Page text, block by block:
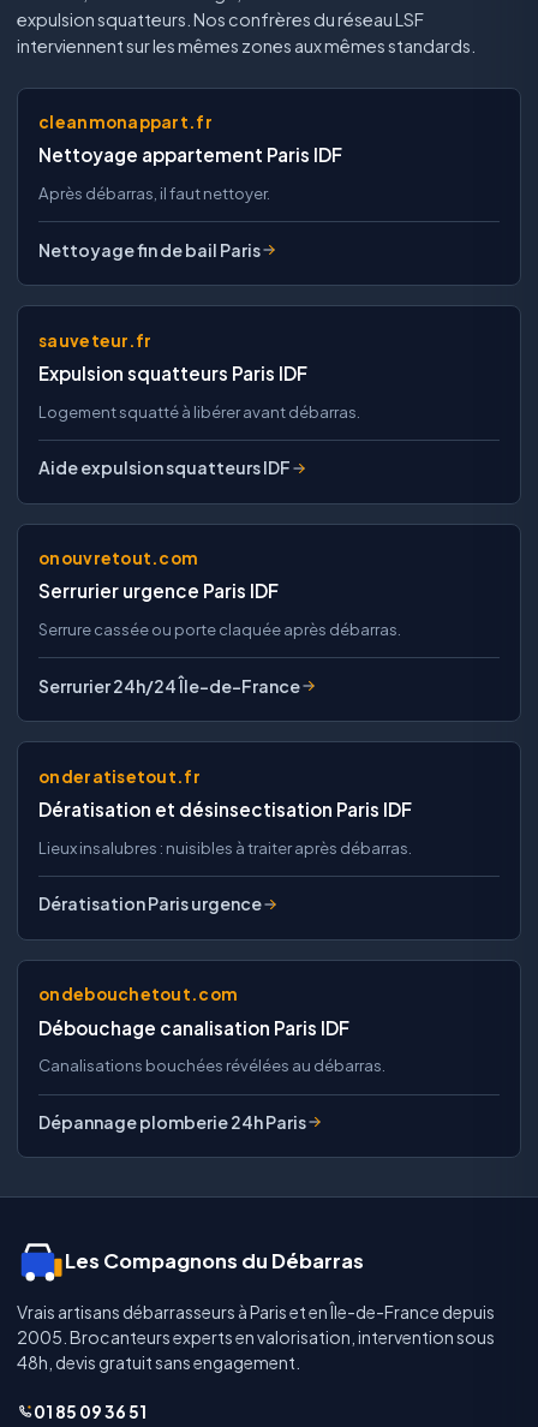
expulsion squatteurs. Nos confrères du réseau LSF
interviennent sur les mêmes zones aux mêmes standards.
cleanmonappart.fr
Nettoyage appartement Paris IDF
Après débarras, il faut nettoyer.
Nettoyage fin de bail Paris
sauveteur.fr
Expulsion squatteurs Paris IDF
Logement squatté à libérer avant débarras.
Aide expulsion squatteurs IDF
onouvretout.com
Serrurier urgence Paris IDF
Serrure cassée ou porte claquée après débarras.
Serrurier 24h/24 Île-de-France
onderatisetout.fr
Dératisation et désinsectisation Paris IDF
Lieux insalubres : nuisibles à traiter après débarras.
Dératisation Paris urgence
ondebouchetout.com
Débouchage canalisation Paris IDF
Canalisations bouchées révélées au débarras.
Dépannage plomberie 24h Paris
Les Compagnons du Débarras
Vrais artisans débarrasseurs à Paris et en Île-de-France depuis
2005. Brocanteurs experts en valorisation, intervention sous
48h, devis gratuit sans engagement.
01 85 09 36 51